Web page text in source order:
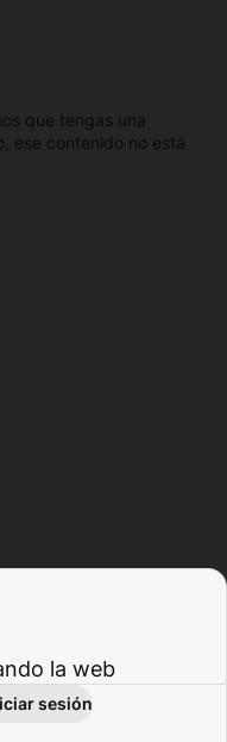
que tengas una
ese contenido no está
la web
sesión